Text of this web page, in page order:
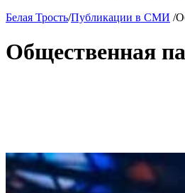
Белая Трость/Публикации в СМИ /
Общественная